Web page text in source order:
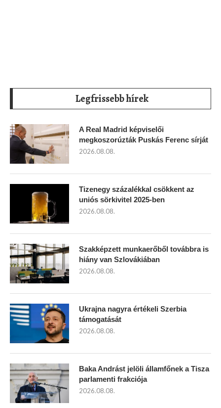
Legfrissebb hírek
A Real Madrid képviselői
megkoszorúzták Puskás Ferenc sírját
2026.08.08.
Tizenegy százalékkal csökkent az
uniós sörkivitel 2025-ben
2026.08.08.
Szakképzett munkaerőből továbbra is
hiány van Szlovákiában
2026.08.08.
Ukrajna nagyra értékeli Szerbia
támogatását
2026.08.08.
Baka Andrást jelöli államfőnek a Tisza
parlamenti frakciója
2026.08.08.